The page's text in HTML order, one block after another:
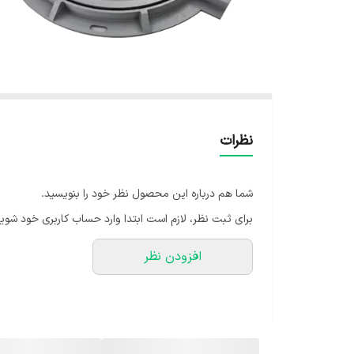
نظرات
شما هم درباره این محصول نظر خود را بنویسید.
برای ثبت نظر، لازم است ابتدا وارد حساب کاربری خود
افزودن نظر